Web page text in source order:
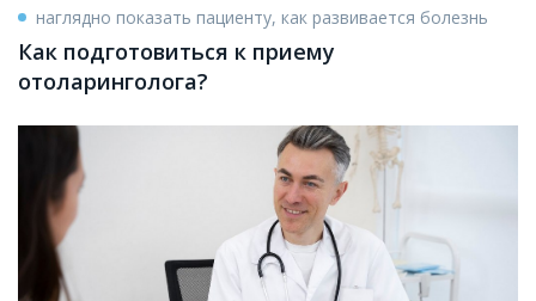
наглядно показать пациенту, как развивается болезнь
Как подготовиться к приему
отоларинголога?